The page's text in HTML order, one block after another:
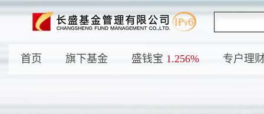
首页 旗下基金 盛钱宝 1.256% 专户理